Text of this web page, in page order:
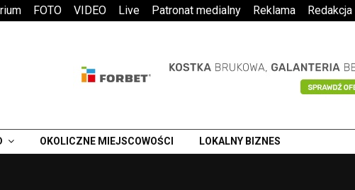
FOTO VIDEO Live Patronat medialny Reklama Redakcja
OKOLICZNE MIEJSCOWOŚCI LOKALNY BIZNES